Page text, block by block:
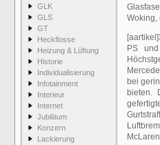
GLK
GLS
GT
Heckflosse
Heizung & Lüftung
Historie
Individualisierung
Infotainment
Interieur
Internet
Jubiläum
Konzern
Lackierung
Woking,
PS
bei
bieten.